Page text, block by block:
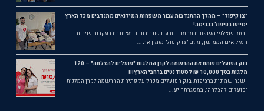
"צו קיפול" – מהלך ההתנדבות עבור משפחות המילואים מתנדבים מכל הארץ
יסייעו בטיפול בכביסה!
בזמן שאלפי משפחות מתמודדות עם שגרת חיים מאתגרת בעקבות שירות
המילואים הממושך, מיזם "צו קיפול" מזמין את ...
בנק הפועלים פותח את ההרשמה לקרן המלגות "פועלים להצלחה" – 120
מלגות בסך 10,000 ₪ לסטודנטים ברחבי הארץ!!!
שנה שמינית ברציפות: בנק הפועלים מכריז על פתיחת ההרשמה לקרן המלגות
"פועלים להצלחה", במסגרתה יע...